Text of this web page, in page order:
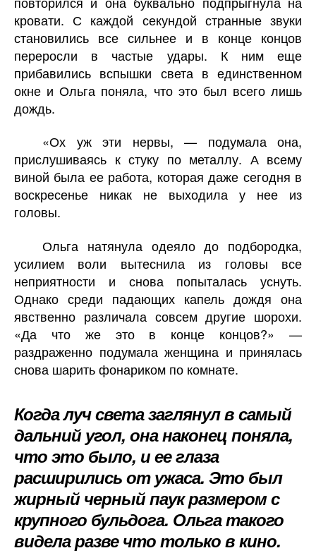
кровати. С каждой секундой странные звуки
становились все сильнее и в конце концов
переросли в частые удары. К ним еще
прибавились вспышки света в единственном
окне и Ольга поняла, что это был всего лишь
дождь.
«Ох уж эти нервы, — подумала она,
прислушиваясь к стуку по металлу. А всему
виной была ее работа, которая даже сегодня в
воскресенье никак не выходила у нее из
головы.
Ольга натянула одеяло до подбородка,
усилием воли вытеснила из головы все
неприятности и снова попыталась уснуть.
Однако среди падающих капель дождя она
явственно различала совсем другие шорохи.
«Да что же это в конце концов?» —
раздраженно подумала женщина и принялась
снова шарить фонариком по комнате.
Когда луч света заглянул в самый
дальний угол, она наконец поняла,
что это было, и ее глаза
расширились от ужаса. Это был
жирный черный паук размером с
крупного бульдога. Ольга такого
видела разве что только в кино.